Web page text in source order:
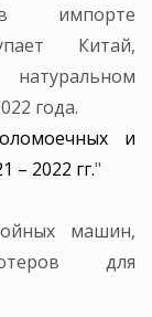
импорте
Китай,
года.
и
– 2022 гг."
машин,
для